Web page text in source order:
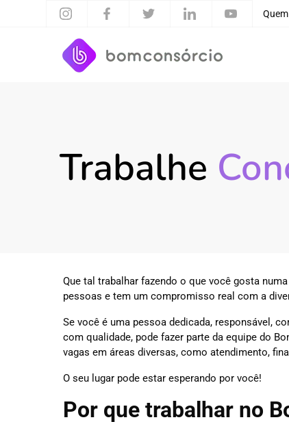
Trabalhe
Que tal trabalhar fazendo o que você gosta
pessoas e tem um compromisso real com a
Se você é uma pessoa dedicada, responsável,
com qualidade, pode fazer parte da equipe do
vagas em áreas diversas, como atendimento,
O seu lugar pode estar esperando por você!
Por que trabalhar no